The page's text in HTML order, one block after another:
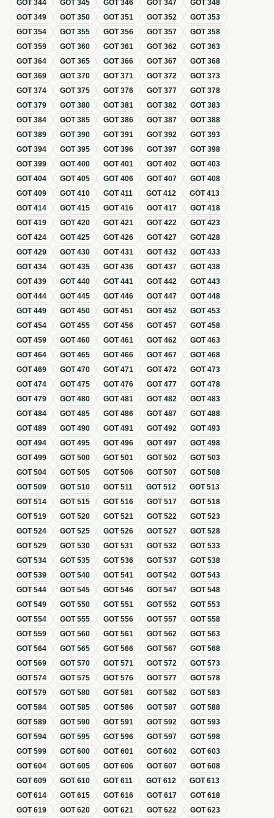
GOT 344 GOT 345 GOT 346 GOT 347 GOT 348
GOT349 GOT350 GOT351 GOT352 GOT353
GOT354 GOT355 GOT356 GOT357 GOT358
GOT359 GOT360 GOT361 GOT362 GOT363
GOT364 GOT365 GOT366 GOT367 GOT368
GOT369 GOT370 GOT371 GOT372 GOT373
GOT374 GOT375 GOT376 GOT377 GOT378
GOT379 GOT380 GOT381 GOT382 GOT383
GOT384 GOT385 GOT386 GOT387 GOT388
GOT389 GOT390 GOT391 GOT392 GOT393
GOT394 GOT395 GOT396 GOT397 GOT398
GOT399 GOT400 GOT401 GOT402 GOT403
GOT404 GOT405 GOT406 GOT407 GOT408
GOT409 GOT410 GOT411 GOT412 GOT413
GOT414 GOT415 GOT416 GOT417 GOT418
GOT419 GOT420 GOT421 GOT422 GOT423
GOT424 GOT425 GOT426 GOT427 GOT428
GOT429 GOT430 GOT431 GOT432 GOT433
GOT434 GOT435 GOT436 GOT437 GOT438
GOT439 GOT440 GOT441 GOT442 GOT443
GOT444 GOT445 GOT446 GOT447 GOT448
GOT449 GOT450 GOT451 GOT452 GOT453
GOT454 GOT455 GOT456 GOT457 GOT458
GOT459 GOT460 GOT461 GOT462 GOT463
GOT464 GOT465 GOT466 GOT467 GOT468
GOT469 GOT470 GOT471 GOT472 GOT473
GOT474 GOT475 GOT476 GOT477 GOT478
GOT479 GOT480 GOT481 GOT482 GOT483
GOT484 GOT485 GOT486 GOT487 GOT488
GOT489 GOT490 GOT491 GOT492 GOT493
GOT494 GOT495 GOT496 GOT497 GOT498
GOT499 GOT500 GOT501 GOT502 GOT503
GOT504 GOT505 GOT506 GOT507 GOT508
GOT509 GOT510 GOT511 GOT512 GOT513
GOT514 GOT515 GOT516 GOT517 GOT518
GOT519 GOT520 GOT521 GOT522 GOT523
GOT524 GOT525 GOT526 GOT527 GOT528
GOT529 GOT530 GOT531 GOT532 GOT533
GOT534 GOT535 GOT536 GOT537 GOT538
GOT539 GOT540 GOT541 GOT542 GOT543
GOT544 GOT545 GOT546 GOT547 GOT548
GOT549 GOT550 GOT551 GOT552 GOT553
GOT554 GOT555 GOT556 GOT557 GOT558
GOT559 GOT560 GOT561 GOT562 GOT563
GOT564 GOT565 GOT566 GOT567 GOT568
GOT569 GOT570 GOT571 GOT572 GOT573
GOT574 GOT575 GOT576 GOT577 GOT578
GOT579 GOT580 GOT581 GOT582 GOT583
GOT584 GOT585 GOT586 GOT587 GOT588
GOT589 GOT590 GOT591 GOT592 GOT593
GOT594 GOT595 GOT596 GOT597 GOT598
GOT599 GOT600 GOT601 GOT602 GOT603
GOT604 GOT605 GOT606 GOT607 GOT608
GOT609 GOT610 GOT611 GOT612 GOT613
GOT614 GOT615 GOT616 GOT617 GOT618
GOT619 GOT620 GOT621 GOT622 GOT623